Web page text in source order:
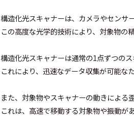
構造化光スキャナーは、カメラやセンサ
この高度な光学的技術により、対象物の
構造化光スキャナーは通常の1点ずつの
これにより、迅速なデータ収集が可能な
また、対象物やスキャナーの動きによる
これは、高速で移動する対象物や振動が